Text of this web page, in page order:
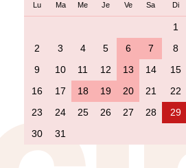
Lu Ma Me Je Ve Sa Di
1
2
3 4 5 6 7
8
9
10 11 12 13 14
15
16
17 18 19 20 21
22
23
24 25 26 27 28
29
30
31